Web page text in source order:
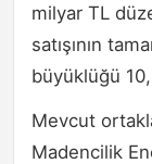
milyar TL
satışının
büyüklüğü
Mevcut
Madencilik